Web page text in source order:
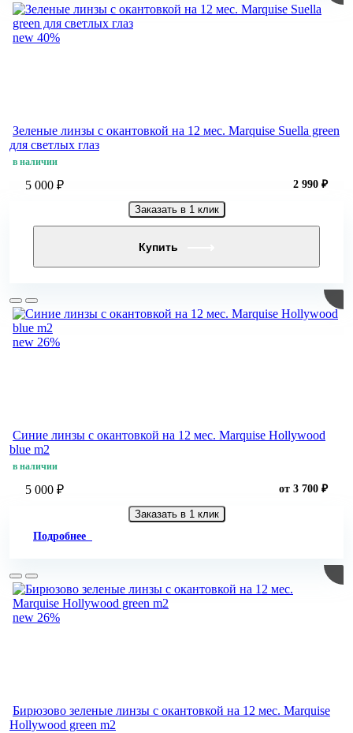
new 40%
Зеленые линзы c окантовкой на 12 мес. Marquise Suella green
для светлых глаз
в наличии
5 000 ₽ 2 990 ₽
Заказать в 1 клик
new 26%
Синие линзы c окантовкой на 12 мес. Marquise Hollywood
blue m2
в наличии
5 000 ₽ от 3 700 ₽
Заказать в 1 клик
Подробнее
new 26%
Бирюзово зеленые линзы c окантовкой на 12 мес. Marquise
Hollywood green m2